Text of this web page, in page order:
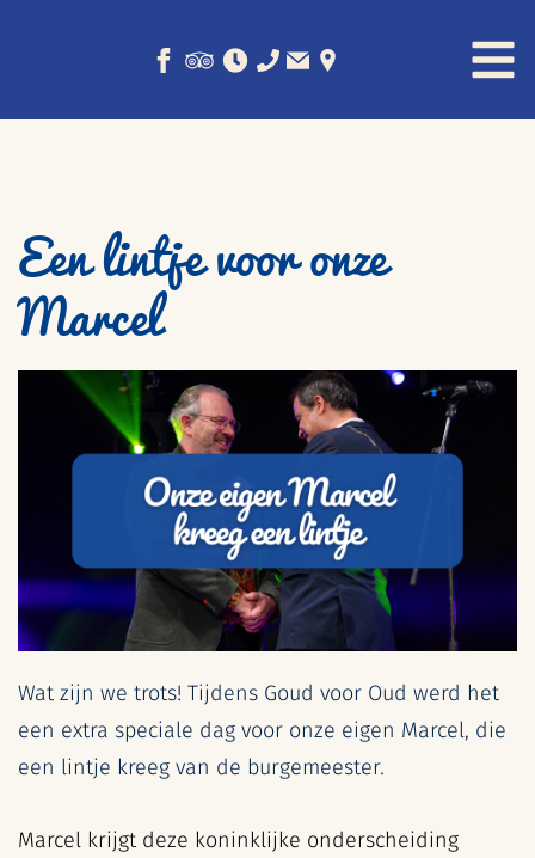
Een lintje voor onze
Marcel
Wat zijn we trots! Tijdens Goud voor Oud werd het
een extra speciale dag voor onze eigen Marcel, die
een lintje kreeg van de burgemeester.
Marcel krijgt deze koninklijke onderscheiding